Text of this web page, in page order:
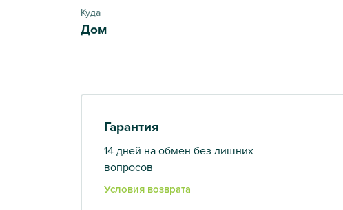
Куда
Дом
Гарантия
14 дней на обмен без лишних
вопросов
Условия возврата